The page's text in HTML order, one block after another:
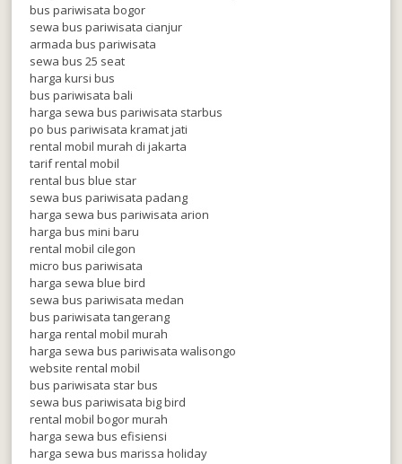
bus pariwisata bogor
sewa bus pariwisata cianjur
armada bus pariwisata
sewa bus 25 seat
harga kursi bus
bus pariwisata bali
harga sewa bus pariwisata starbus
po bus pariwisata kramat jati
rental mobil murah di jakarta
tarif rental mobil
rental bus blue star
sewa bus pariwisata padang
harga sewa bus pariwisata arion
harga bus mini baru
rental mobil cilegon
micro bus pariwisata
harga sewa blue bird
sewa bus pariwisata medan
bus pariwisata tangerang
harga rental mobil murah
harga sewa bus pariwisata walisongo
website rental mobil
bus pariwisata star bus
sewa bus pariwisata big bird
rental mobil bogor murah
harga sewa bus efisiensi
harga sewa bus marissa holiday